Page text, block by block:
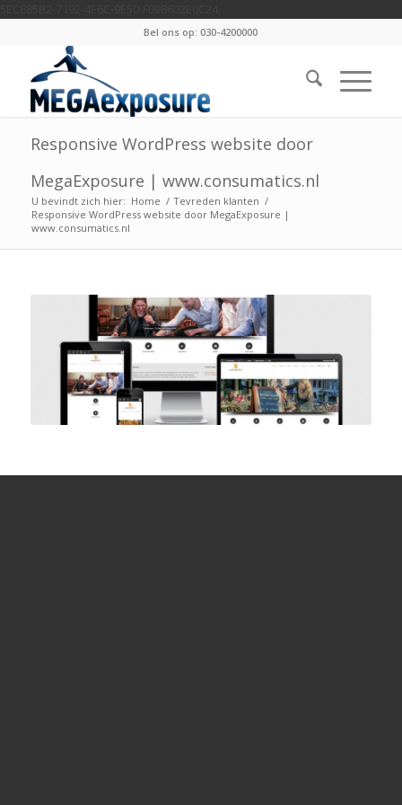
Bel ons op: 030-4200000
Responsive WordPress website door
MegaExposure | www.consumatics.nl
U bevindt zich hier: Home / Tevreden klanten /
Responsive WordPress website door MegaExposure |
www.consumatics.nl